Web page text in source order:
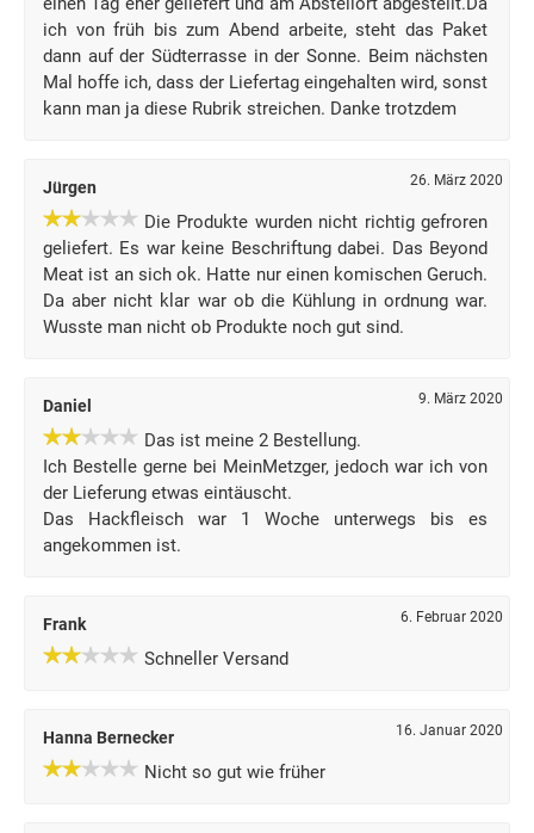
ich von früh bis zum Abend arbeite, steht das Paket
dann auf der Südterrasse in der Sonne. Beim nächsten
Mal hoffe ich, dass der Liefertag eingehalten wird, sonst
kann man ja diese Rubrik streichen. Danke trotzdem
Jürgen 26. März 2020
Die Produkte wurden nicht richtig gefroren
geliefert. Es war keine Beschriftung dabei. Das Beyond
Meat ist an sich ok. Hatte nur einen komischen Geruch.
Da aber nicht klar war ob die Kühlung in ordnung war.
Wusste man nicht ob Produkte noch gut sind.
Daniel 9. März 2020
Das ist meine 2 Bestellung.
Ich Bestelle gerne bei MeinMetzger, jedoch war ich von
der Lieferung etwas eintäuscht.
Das Hackfleisch war 1 Woche unterwegs bis es
angekommen ist.
Frank 6. Februar 2020
Schneller Versand
Hanna Bernecker 16. Januar 2020
Nicht so gut wie früher